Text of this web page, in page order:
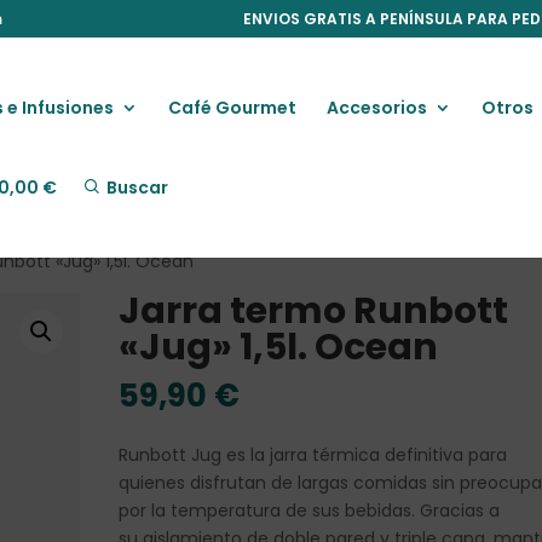
ENVIOS GRATIS A PENÍNSULA PARA
e Infusiones Café Gourmet Accesorios Otros
0,00 € Buscar
«Jug» 1,5l. Ocean
Jarra termo Runbott
«Jug» 1,5l. Ocean
59,90 €
Runbott Jug es la jarra térmica definitiva para
quienes disfrutan de largas comidas sin
por la temperatura de sus bebidas. Gracias a